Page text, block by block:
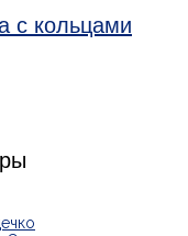
с кольцами